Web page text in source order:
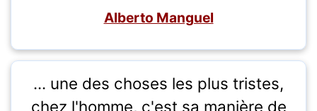
Alberto Manguel
... une des choses les plus tristes,
chez l'homme, c'est sa manière de